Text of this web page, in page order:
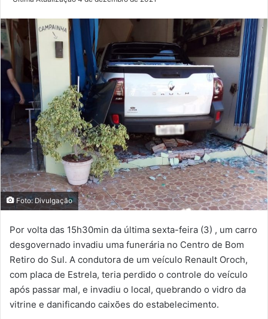
Foto: Divulgação
Por volta das 15h30min da última sexta-feira (3) , um carro
desgovernado invadiu uma funerária no Centro de Bom
Retiro do Sul. A condutora de um veículo Renault Oroch,
com placa de Estrela, teria perdido o controle do veículo
após passar mal, e invadiu o local, quebrando o vidro da
vitrine e danificando caixões do estabelecimento.